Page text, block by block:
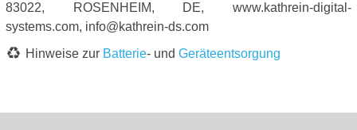
83022, ROSENHEIM, DE, www.kathrein-digital-
systems.com, info@kathrein-ds.com
Hinweise zur Batterie- und Geräteentsorgung